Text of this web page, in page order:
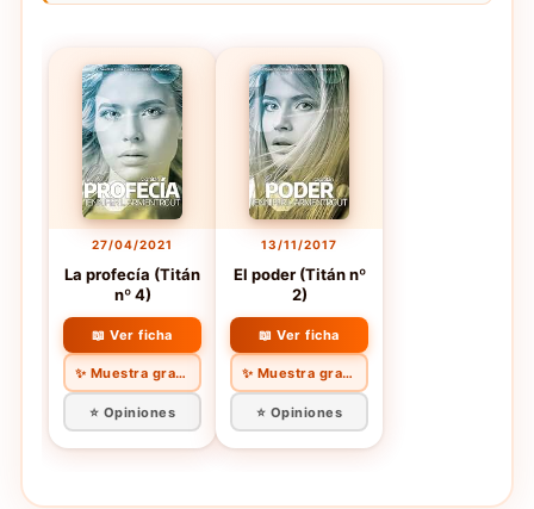
27/04/2021
La profecía (Titán
nº 4)
📖 Ver ficha
✨ Muestra gratis
⭐ Opiniones
13/11/2017
El poder (Titán nº
2)
📖 Ver ficha
✨ Muestra gratis
⭐ Opiniones